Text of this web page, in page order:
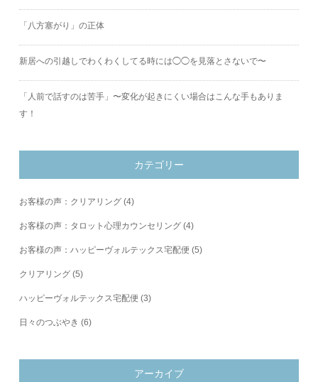
「八方塞がり」の正体
新居への引越しでわくわくしてる時には◯◯を見落とさないで〜
「人前で話すのは苦手」〜変化が起きにくい場合はこんな手もありま
す！
カテゴリー
お客様の声：クリアリング (4)
お客様の声：タロット心理カウンセリング (4)
お客様の声：ハッピーヴォルテックス宅配便 (5)
クリアリング (5)
ハッピーヴォルテックス宅配便 (3)
日々のつぶやき (6)
アーカイブ